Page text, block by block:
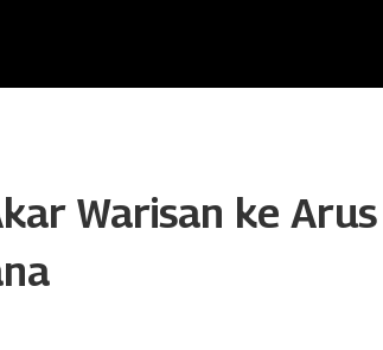
Warisan ke Arus